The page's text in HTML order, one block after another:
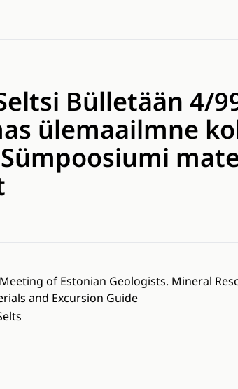
Bülletään 4/
ülemaailmne
of Estonian Geologists. Mineral
and Excursion Guide